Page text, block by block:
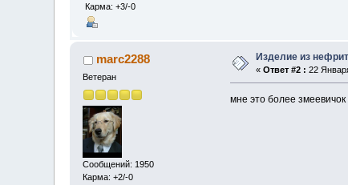
Карма: +3/-0
marc2288
Ветеран
Сообщений: 1950
Карма: +2/-0
Изделие из
«Ответ #2 : 22
мне это более